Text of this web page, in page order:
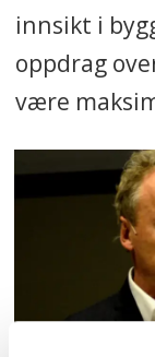
innsikt i
oppdrag
være